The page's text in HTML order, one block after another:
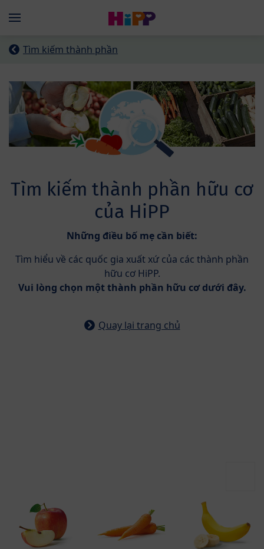
Menü
Tìm kiếm thành phần
Tìm kiếm thành phần hữu cơ
của HiPP
Những điều bố mẹ cần biết:
Tìm hiểu về các quốc gia xuất xứ của các thành phần
hữu cơ HiPP.
Vui lòng chọn một thành phần hữu cơ dưới đây.
Quay lại trang chủ